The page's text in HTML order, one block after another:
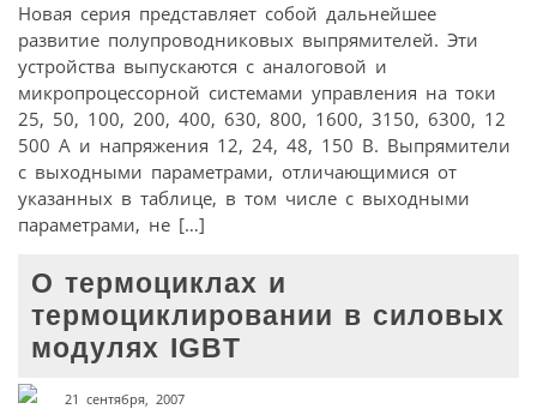
Новая серия представляет собой дальнейшее
развитие полупроводниковых выпрямителей. Эти
устройства выпускаются с аналоговой и
микропроцессорной системами управления на токи
25, 50, 100, 200, 400, 630, 800, 1600, 3150, 6300, 12
500 А и напряжения 12, 24, 48, 150 В. Выпрямители
с выходными параметрами, отличающимися от
указанных в таблице, в том числе с выходными
параметрами, не […]
О термоциклах и
термоциклировании в силовых
модулях IGBT
21 сентября, 2007